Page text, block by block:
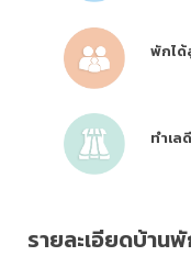
พักไ
ทำเล
รายละเอียดบ้าน